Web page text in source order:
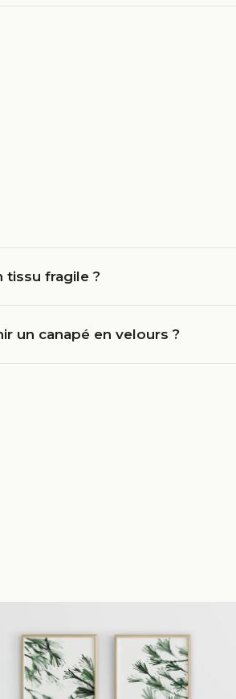
tissu fragile ?
un canapé en velours ?